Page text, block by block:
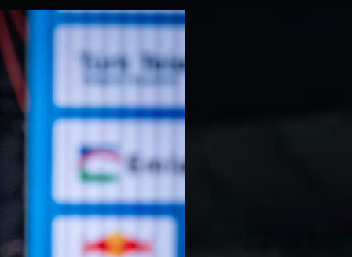
22:30
- Sporting Lisbon (beIN Sports 3)
- Muğlaspor (TRT Spor)
19:00
- Muğlaspor (beIN Sports 2)
- Karagümrük (beIN Sports Max 1)
- Alverca (beIN Sports 3)
21:30